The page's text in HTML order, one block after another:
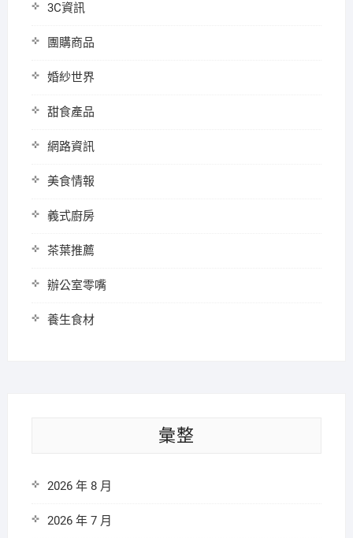
3C資訊
團購商品
婚紗世界
甜食產品
網路資訊
美食情報
義式廚房
茶葉推薦
辦公室零嘴
養生食材
彙整
2026 年 8 月
2026 年 7 月